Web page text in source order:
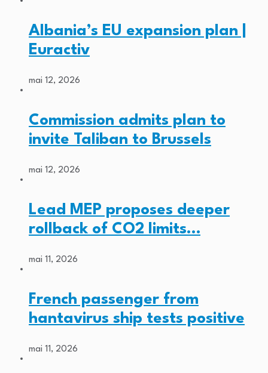
Albania’s EU expansion plan |
Euractiv
mai 12, 2026
Commission admits plan to
invite Taliban to Brussels
mai 12, 2026
Lead MEP proposes deeper
rollback of CO2 limits…
mai 11, 2026
French passenger from
hantavirus ship tests positive
mai 11, 2026